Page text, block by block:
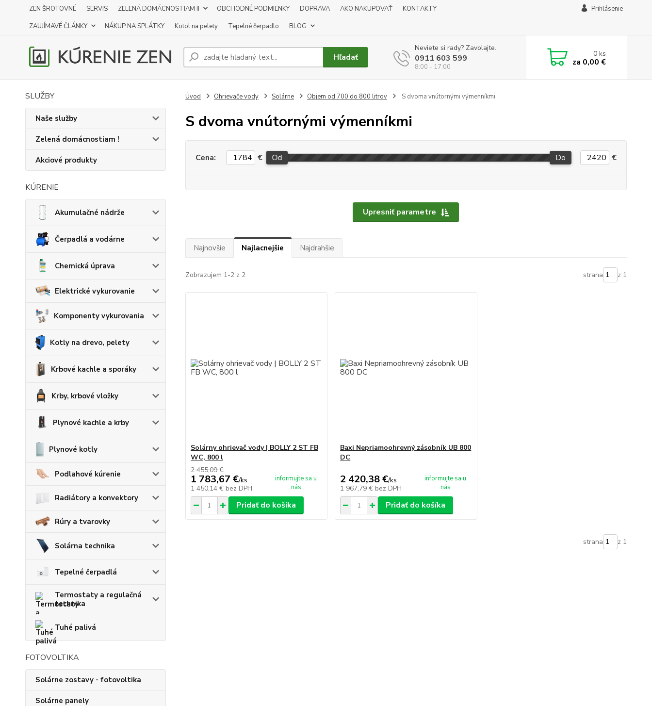
ZEN ŠROTOVNÉ SERVIS ZELENÁ DOMÁCNOSTIAM II OBCHODNÉ PODMIENKY DOPRAVA AKO NAKUPOVAŤ
KONTAKTY
ZAUJÍMAVÉ ČLÁNKY
NÁKUP NA SPLÁTKY Kotol na pelety Tepelné čerpadlo BLOG
Prihlásenie
Hľadať
Neviete si rady? Zavolajte.
0911 603 599
8:00 - 17:00
0ks
za 0,00 €
SLUŽBY
Naše služby
Zelená domácnostiam !
Akciové produkty
KÚRENIE
Akumulačné nádrže
Čerpadlá a vodárne
Chemická úprava
Elektrické vykurovanie
Komponenty vykurovania
Kotly na drevo, pelety
Krbové kachle a sporáky
Krby, krbové vložky
Plynové kachle a krby
Plynové kotly
Podlahové kúrenie
Radiátory a konvektory
Rúry a tvarovky
Solárna technika
Tepelné čerpadlá
Termostaty a regulačná
technika
Tuhé palivá
FOTOVOLTIKA
Solárne zostavy - fotovoltika
Solárne panely
Úvod Ohrievače vody Solárne Objem od 700 do 800 litrov S dvoma vnútornými výmenníkmi
S dvoma vnútornými výmenníkmi
Upresniť parametre
Cena: € Od Do €
Najnovšie Najlacnejšie Najdrahšie
Zobrazujem 1-2 z 2 strana z 1
Solárny ohrievač vody | BOLLY 2 ST FB
WC, 800 l
2 455,09 €
1 783,67 €/ks
1 450,14 € bez DPH
informujte sa u
nás
Pridať do košíka
Baxi Nepriamoohrevný zásobník UB 800
DC
2 420,38 €/ks
1 967,79 € bez DPH
informujte sa u
nás
Pridať do košíka
strana z 1